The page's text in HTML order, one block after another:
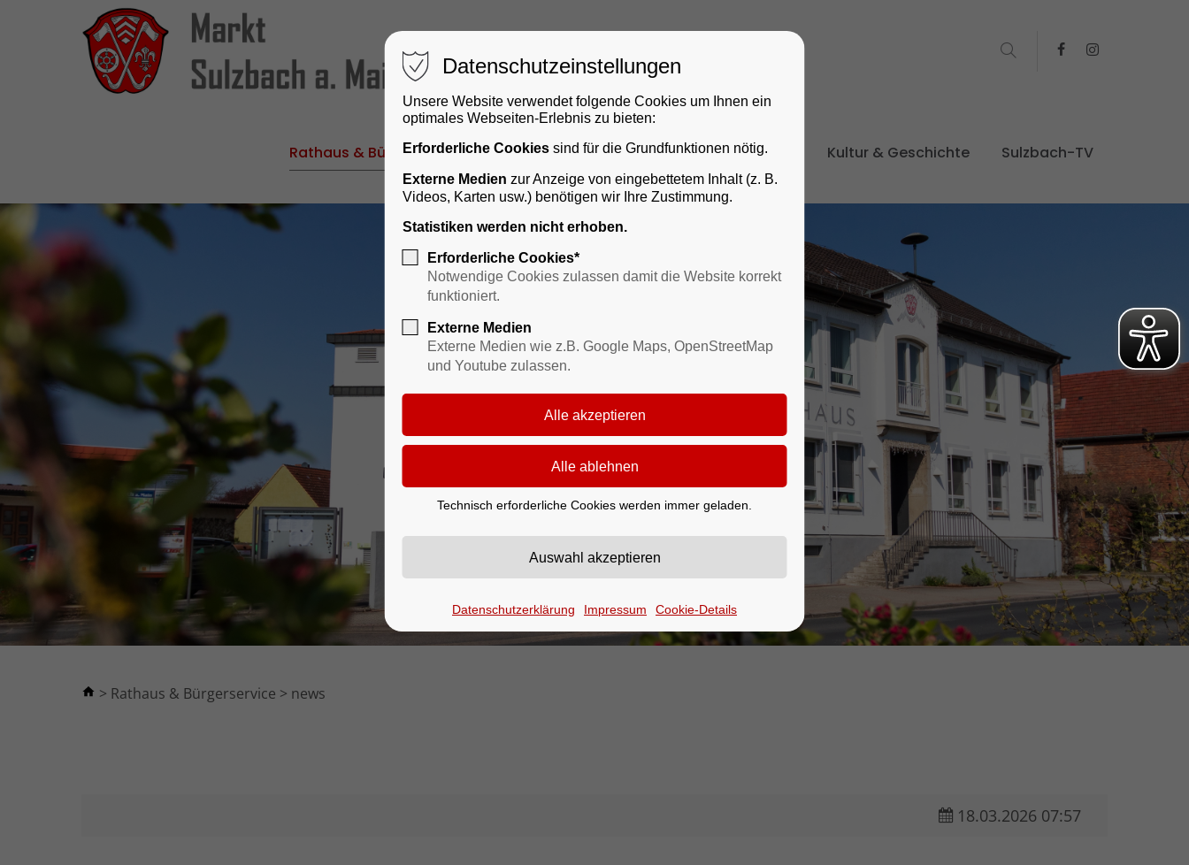
Rathaus & Bürgerservice Bauen & Gewerbe Verkehr Freizeit Kultur & Geschichte Sulzbach-TV
Rathaus & Bürgerservice news
18.03.2026 07:57
Datenschutzeinstellungen
Unsere Website verwendet folgende Cookies um Ihnen ein
optimales Webseiten-Erlebnis zu bieten:
Erforderliche Cookiessind für die Grundfunktionen nötig.
Externe Medien zur Anzeige von eingebettetem Inhalt (z. B.
Videos, Karten usw.) benötigen wir Ihre Zustimmung.
Statistiken werden nicht erhoben.
Erforderliche Cookies*
Notwendige Cookies zulassen damit die Website korrekt
funktioniert.
Externe Medien
Externe Medien wie z.B. Google Maps, OpenStreetMap
und Youtube zulassen.
Technisch erforderliche Cookies werden immer geladen.
Datenschutzerklärung Impressum Cookie-Details